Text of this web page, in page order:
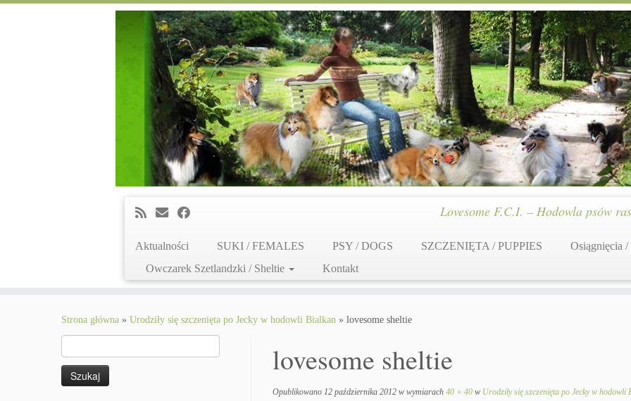
Lovesome F.C.I. – Hodowla psów
Aktualności SUKI / FEMALES PSY / DOGS SZCZENIĘTA / PUPPIES
Osiągnięcia /
Owczarek Szetlandzki / Sheltie
Kontakt
Strona główna » Urodziły się szczenięta po Jecky w hodowli Bialkan » lovesome sheltie
lovesome sheltie
Opublikowano 12 października 2012 w wymiarach 40 × 40 w Urodziły się szczenięta po Jecky w hodowli